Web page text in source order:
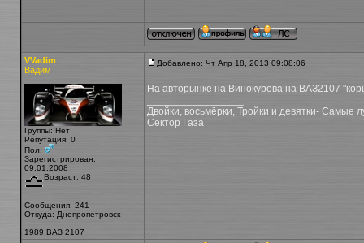
VVadim
Вадим
Группы: Нет
Репутация: 0
Пол:
Зарегистрирован:
09.01.2008
Возраст: 48
Сообщения: 241
Откуда: Днепропетровск
1989 ВАЗ 2107
Добавлено: Чт Апр 18, 2013 09:08:06
На авторынке на Винокурова на ВАЗ2107
Двойки, восьмёрки, Тройки и девятки- Самые
Сектор Газа